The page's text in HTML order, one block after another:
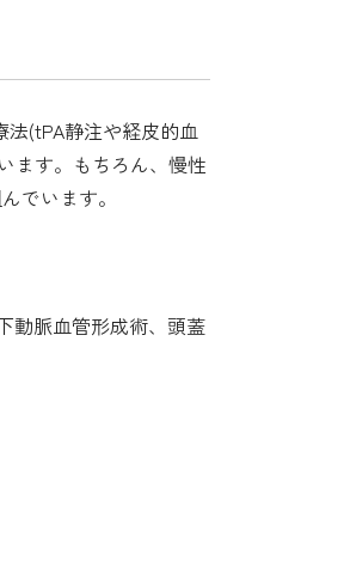
(tPA静注や経皮的血
ます。もちろん、慢性
でいます。
動脈血管形成術、頭蓋